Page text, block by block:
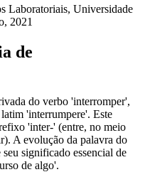
Laboratoriais, Universidade
2021
de
do verbo 'interromper',
'interrumpere'. Este
'inter-' (entre, no meio
A evolução da palavra do
significado essencial de
de algo'.